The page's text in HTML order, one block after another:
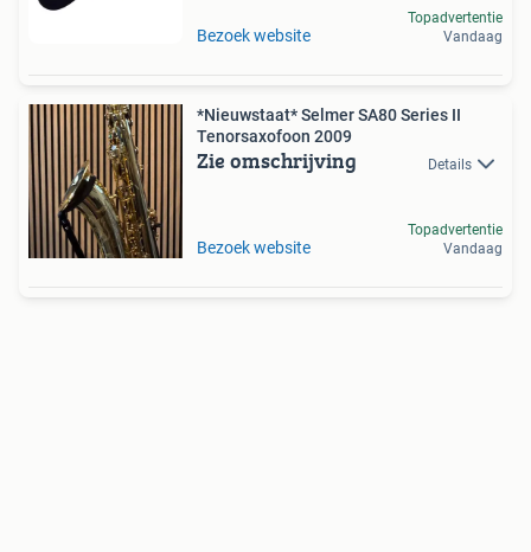
Bezoek website
Topadvertentie
Vandaag
*Nieuwstaat* Selmer SA80 Series II
Tenorsaxofoon 2009
Zie omschrijving Details
Bezoek website
Topadvertentie
Vandaag